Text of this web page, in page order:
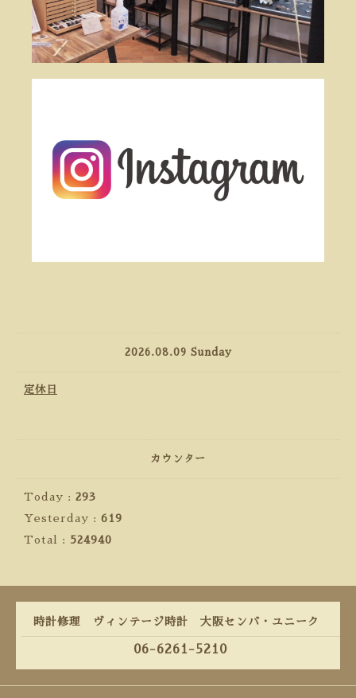
2026.08.09 Sunday
定休日
カウンター
Today : 293
Yesterday : 619
Total : 524940
時計修理 ヴィンテージ時計 大阪センバ・ユニーク
06-6261-5210